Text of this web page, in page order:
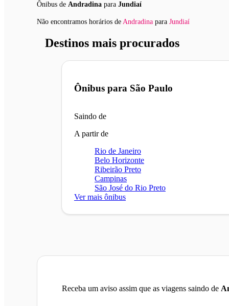
Ônibus de Andradina para Jundiaí
Não encontramos horários de Andradina para Jundiaí
Destinos mais procurados
Ônibus para São Paulo
Saindo de
A partir de
Rio de Janeiro
Belo Horizonte
Ribeirão Preto
Campinas
São José do Rio Preto
Ver mais ônibus
Receba um aviso assim que as viagens saindo de